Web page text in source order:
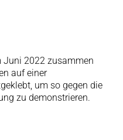
Juni 2022 zusammen
auf einer
um so gegen die
zu demonstrieren.